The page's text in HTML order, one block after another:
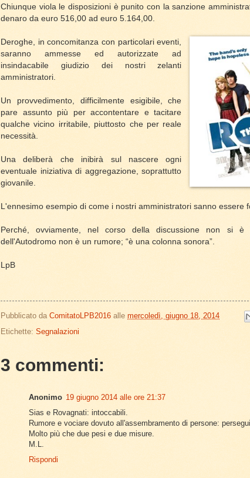
Chiunque viola le disposizioni è punito con la sanzione
denaro da euro 516,00 ad euro 5.164,00.
Deroghe, in concomitanza con particolari eventi,
saranno ammesse ed autorizzate ad
insindacabile giudizio dei nostri zelanti
amministratori.
Un provvedimento, difficilmente esigibile, che
pare assunto più per accontentare e tacitare
qualche vicino irritabile, piuttosto che per reale
necessità.
Una deliberà che inibirà sul nascere ogni
eventuale iniziativa di aggregazione, soprattutto
giovanile.
L'ennesimo esempio di come i nostri amministratori sanno essere
Perché, ovviamente, nel corso della discussione non si
dell'Autodromo non è un rumore; “è una colonna sonora”.
LpB
Pubblicato da ComitatoLPB2016 alle mercoledì, giugno 18, 2014
Etichette: Segnalazioni
3 commenti:
Anonimo 19 giugno 2014 alle ore 21:37
Sias e Rovagnati: intoccabili.
Rumore e vociare dovuto all'assembramento di persone:
Molto più che due pesi e due misure.
M.L.
Rispondi